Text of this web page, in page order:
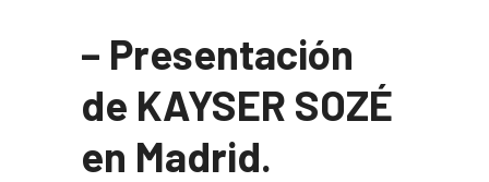
– Presentación
de KAYSER SOZÉ
en Madrid.